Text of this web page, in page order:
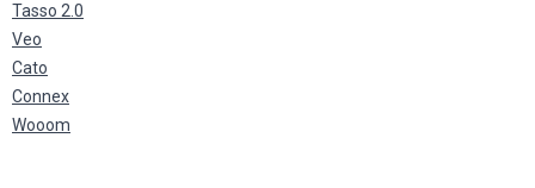
Tasso 2.0
Veo
Cato
Connex
Wooom